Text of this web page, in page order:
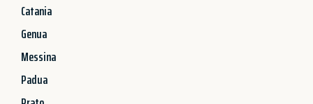
Catania
Genua
Messina
Padua